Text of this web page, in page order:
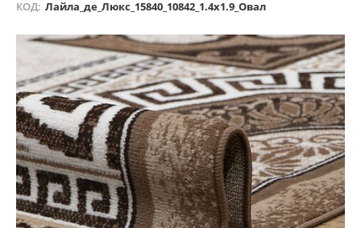
КОД: Лайла_де_Люкс_15840_10842_1.4x1.9_Овал